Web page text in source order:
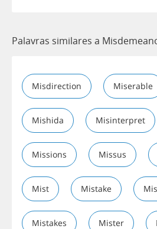
Palavras similares a
Misdirection Miserable
Mishida Misinterpret
Missions Missus
Mist Mistake
Mistakes Mister